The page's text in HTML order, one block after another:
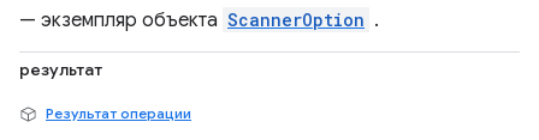
— экземпляр объекта ScannerOption .
результат
Результат операции